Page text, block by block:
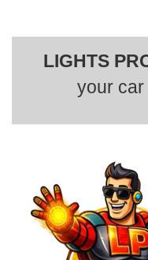
LIGHTS
your car